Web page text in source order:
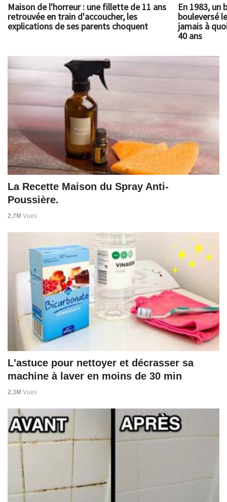
Maison de l'horreur : une fillette de 11 ans
retrouvée en train d'accoucher, les
explications de ses parents choquent
En 1983, un
bouleversé
jamais à
40 ans
La Recette Maison du Spray Anti-
Poussière.
2,7M Vues
L'astuce pour nettoyer et décrasser sa
machine à laver en moins de 30 min
2,3M Vues